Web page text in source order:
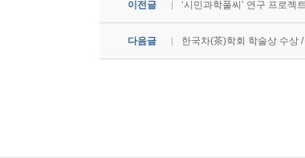
이전글 ‘시민과학풀씨’ 연구 프로젝
다음글 한국차(茶)학회 학술상 수상